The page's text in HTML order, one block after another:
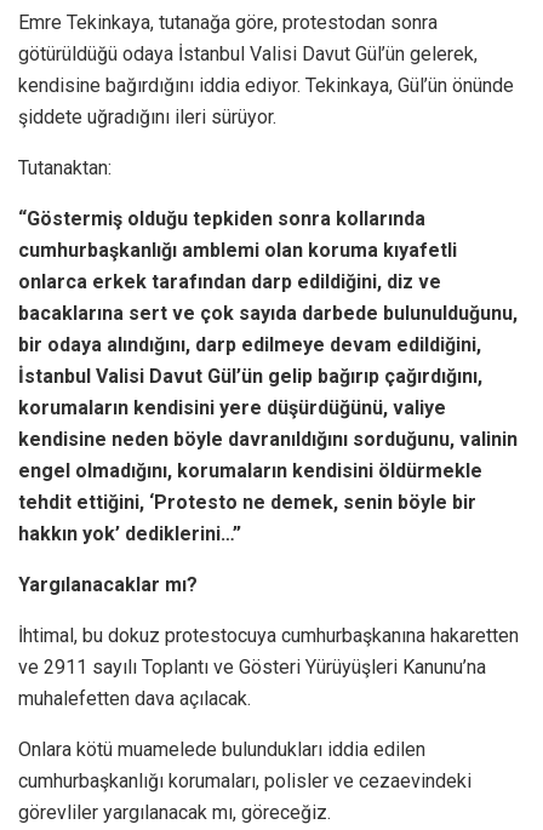
Emre Tekinkaya, tutanağa göre, protestodan sonra
götürüldüğü odaya İstanbul Valisi Davut Gül’ün gelerek,
kendisine bağırdığını iddia ediyor. Tekinkaya, Gül’ün önünde
şiddete uğradığını ileri sürüyor.
Tutanaktan:
“Göstermiş olduğu tepkiden sonra kollarında
cumhurbaşkanlığı amblemi olan koruma kıyafetli
onlarca erkek tarafından darp edildiğini, diz ve
bacaklarına sert ve çok sayıda darbede bulunulduğunu,
bir odaya alındığını, darp edilmeye devam edildiğini,
İstanbul Valisi Davut Gül’ün gelip bağırıp çağırdığını,
korumaların kendisini yere düşürdüğünü, valiye
kendisine neden böyle davranıldığını sorduğunu, valinin
engel olmadığını, korumaların kendisini öldürmekle
tehdit ettiğini, ‘Protesto ne demek, senin böyle bir
hakkın yok’ dediklerini…”
Yargılanacaklar mı?
İhtimal, bu dokuz protestocuya cumhurbaşkanına hakaretten
ve 2911 sayılı Toplantı ve Gösteri Yürüyüşleri Kanunu’na
muhalefetten dava açılacak.
Onlara kötü muamelede bulundukları iddia edilen
cumhurbaşkanlığı korumaları, polisler ve cezaevindeki
görevliler yargılanacak mı, göreceğiz.